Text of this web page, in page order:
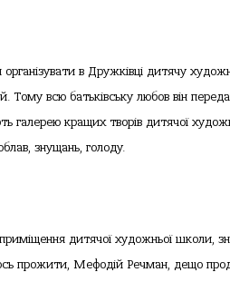
в Дружківці дитячу
Тому всю батьківську любов він
галерею кращих творів дитячої
знущань, голоду.
дитячої художньої школи,
прожити, Мефодій Речман, дещо